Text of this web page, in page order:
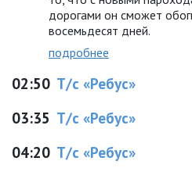
дорогами он сможет
восемьдесят дней.
подробнее
02:50 Т/с «Ребус»
03:35 Т/с «Ребус»
04:20 Т/с «Ребус»